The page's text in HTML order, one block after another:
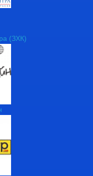
(ЗХК)